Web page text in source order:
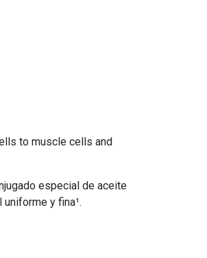
to muscle cells and
especial de aceite
y fina¹.